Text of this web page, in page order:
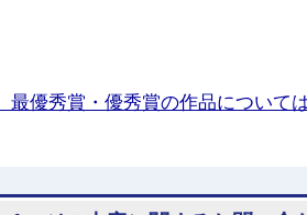
優秀賞・優秀賞の作品について